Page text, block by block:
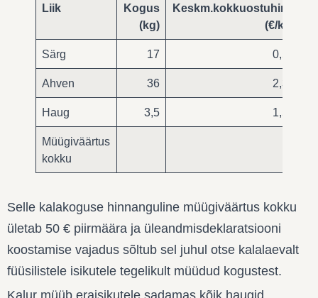
Liik
Kogus
(kg)
Keskm.kokkuostuhind
(€/kg)
Särg 17 0,58
Ahven 36 2,37
Haug 3,5 1,56
Müügiväärtus
kokku
Selle kalakoguse hinnanguline müügiväärtus kokku
ületab 50 € piirmäära ja üleandmisdeklaratsiooni
koostamise vajadus sõltub sel juhul otse kalalaevalt
füüsilistele isikutele tegelikult müüdud kogustest.
Kalur müüb eraisikutele sadamas kõik haugid